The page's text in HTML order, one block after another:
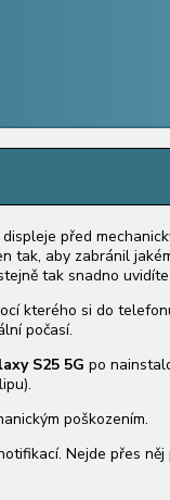
před
tak, aby zabránil
tak snadno
kterého si do
počasí.
S25 5G po
poškozením.
Nejde přes